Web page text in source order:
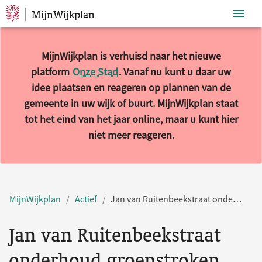
Sla navigatie over
MijnWijkplan
MijnWijkplan is verhuisd naar het nieuwe
platform Onze Stad. Vanaf nu kunt u daar uw
idee plaatsen en reageren op plannen van de
gemeente in uw wijk of buurt. MijnWijkplan staat
tot het eind van het jaar online, maar u kunt hier
niet meer reageren.
MijnWijkplan Actief Jan van Ruitenbeekstraat onderhoud groenstroken
Jan van Ruitenbeekstraat